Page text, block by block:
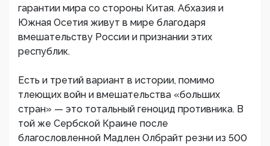
гарантии мира со стороны Китая. Абхазия и
Южная Осетия живут в мире благодаря
вмешательству России и признании этих
республик.
Есть и третий вариант в истории, помимо
тлеющих войн и вмешательства «больших
стран» — это тотальный геноцид противника. В
той же Сербской Краине после
благословленной Мадлен Олбрайт резни из 500